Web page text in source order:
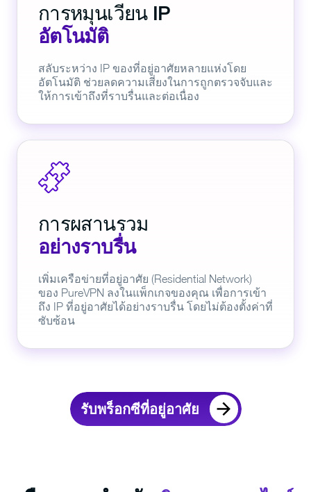
การหมุนเวียน IP
อัตโนมัติ
สลับระหว่าง IP ของที่อยู่อาศัยหลายแห่งโดย
อัตโนมัติ ช่วยลดความเสี่ยงในการถูกตรวจจับและ
ให้การเข้าถึงที่ราบรื่นและต่อเนื่อง
การผสานรวม
อย่างราบรื่น
เพิ่มเครือข่ายที่อยู่อาศัย (Residential Network)
ของ PureVPN ลงในแพ็กเกจของคุณ เพื่อการเข้า
ถึง IP ที่อยู่อาศัยได้อย่างราบรื่น โดยไม่ต้องตั้งค่าที่
ซับซ้อน
รับพร็อกซีที่อยู่อาศัย